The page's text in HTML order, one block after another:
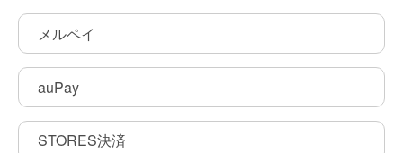
メルペイ
auPay
STORES決済